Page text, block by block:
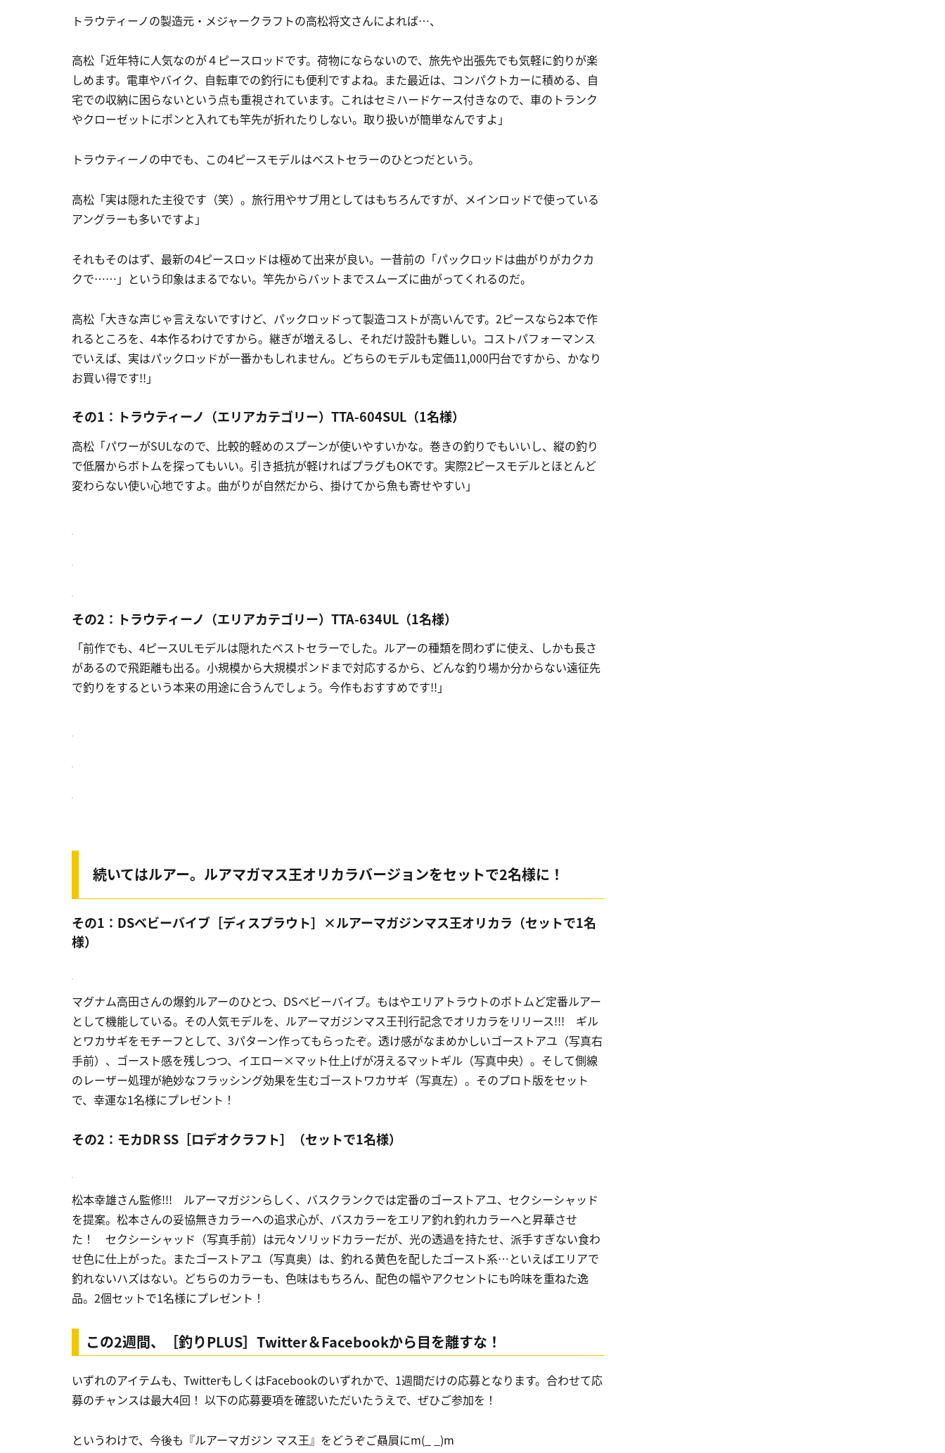
トラウティーノの製造元・メジャークラフトの高松将文さんによれば…、
高松「近年特に人気なのが４ピースロッドです。荷物にならないので、旅先や出張先でも気軽に釣りが楽
しめます。電車やバイク、自転車での釣行にも便利ですよね。また最近は、コンパクトカーに積める、自
宅での収納に困らないという点も重視されています。これはセミハードケース付きなので、車のトランク
やクローゼットにポンと入れても竿先が折れたりしない。取り扱いが簡単なんですよ」
トラウティーノの中でも、この4ピースモデルはベストセラーのひとつだという。
高松「実は隠れた主役です（笑）。旅行用やサブ用としてはもちろんですが、メインロッドで使っている
アングラーも多いですよ」
それもそのはず、最新の4ピースロッドは極めて出来が良い。一昔前の「パックロッドは曲がりがカクカ
クで……」という印象はまるでない。竿先からバットまでスムーズに曲がってくれるのだ。
高松「大きな声じゃ言えないですけど、パックロッドって製造コストが高いんです。2ピースなら2本で作
れるところを、4本作るわけですから。継ぎが増えるし、それだけ設計も難しい。コストパフォーマンス
でいえば、実はパックロッドが一番かもしれません。どちらのモデルも定価11,000円台ですから、かなり
お買い得です!!」
その1：トラウティーノ（エリアカテゴリー）TTA-604SUL（1名様）
高松「パワーがSULなので、比較的軽めのスプーンが使いやすいかな。巻きの釣りでもいいし、縦の釣り
で低層からボトムを探ってもいい。引き抵抗が軽ければプラグもOKです。実際2ピースモデルとほとんど
変わらない使い心地ですよ。曲がりが自然だから、掛けてから魚も寄せやすい」
その2：トラウティーノ（エリアカテゴリー）TTA-634UL（1名様）
「前作でも、4ピースULモデルは隠れたベストセラーでした。ルアーの種類を問わずに使え、しかも長さ
があるので飛距離も出る。小規模から大規模ポンドまで対応するから、どんな釣り場か分からない遠征先
で釣りをするという本来の用途に合うんでしょう。今作もおすすめです!!」
続いてはルアー。ルアマガマス王オリカラバージョンをセットで2名様に！
その1：DSベビーバイブ［ディスプラウト］×ルアーマガジンマス王オリカラ（セットで1名
様）
マグナム高田さんの爆釣ルアーのひとつ、DSベビーバイブ。もはやエリアトラウトのボトムど定番ルアー
として機能している。その人気モデルを、ルアーマガジンマス王刊行記念でオリカラをリリース!!! ギル
とワカサギをモチーフとして、3パターン作ってもらったぞ。透け感がなまめかしいゴーストアユ（写真右
手前）、ゴースト感を残しつつ、イエロー×マット仕上げが冴えるマットギル（写真中央）。そして側線
のレーザー処理が絶妙なフラッシング効果を生むゴーストワカサギ（写真左）。そのプロト版をセット
で、幸運な1名様にプレゼント！
その2：モカDR SS［ロデオクラフト］（セットで1名様）
松本幸雄さん監修!!! ルアーマガジンらしく、バスクランクでは定番のゴーストアユ、セクシーシャッド
を提案。松本さんの妥協無きカラーへの追求心が、バスカラーをエリア釣れ釣れカラーへと昇華させ
た！ セクシーシャッド（写真手前）は元々ソリッドカラーだが、光の透過を持たせ、派手すぎない食わ
せ色に仕上がった。またゴーストアユ（写真奥）は、釣れる黄色を配したゴースト系…といえばエリアで
釣れないハズはない。どちらのカラーも、色味はもちろん、配色の幅やアクセントにも吟味を重ねた逸
品。2個セットで1名様にプレゼント！
この2週間、［釣りPLUS］Twitter＆Facebookから目を離すな！
いずれのアイテムも、TwitterもしくはFacebookのいずれかで、1週間だけの応募となります。合わせて応
募のチャンスは最大4回！ 以下の応募要項を確認いただいたうえで、ぜひご参加を！
というわけで、 今後も『ルアーマガジン マス王』をどうぞご贔屓にm(_ _)m